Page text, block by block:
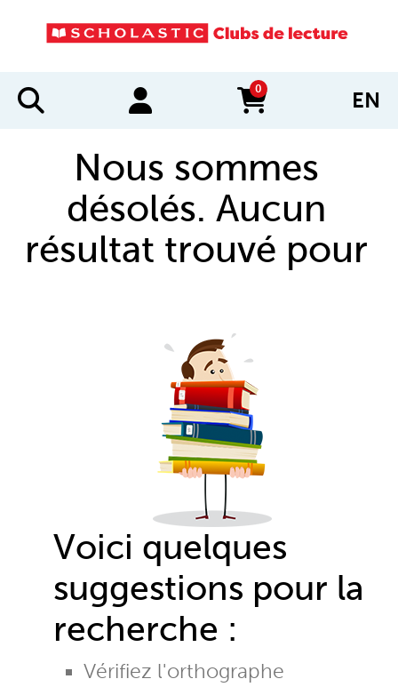
0
items in cart EN
Nous sommes
désolés. Aucun
résultat trouvé pour
Voici quelques
suggestions pour la
recherche :
Vérifiez l'orthographe